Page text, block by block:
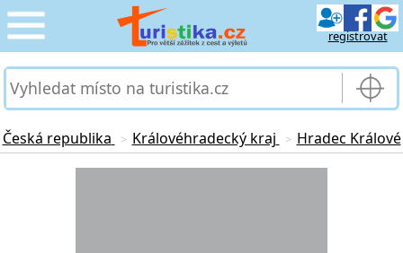
registrovat
CESTOVÁNÍ
SLUŽBY & DOPRAVA
PRO TURISTY
Česká republika > Královéhradecký kraj > Hradec Králové